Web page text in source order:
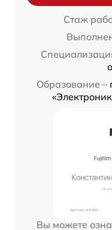
Стаж
Образование –
Вы можете